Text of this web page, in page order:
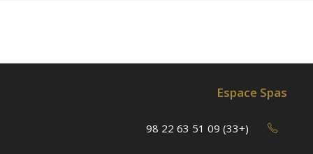
Espace Spas
(+33) 09 51 63 22 98